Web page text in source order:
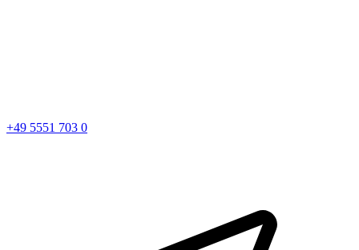
+49 5551 703 0